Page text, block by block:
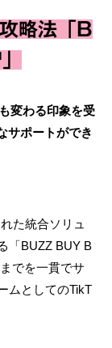
略法「B
変わる印象を受
サポートができ
た統合ソリュ
「BUZZ BUY B
でを一貫でサ
ムとしてのTikT